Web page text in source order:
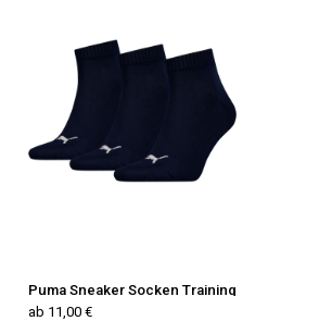
Puma Sneaker Socken Training
ab 11,00 €